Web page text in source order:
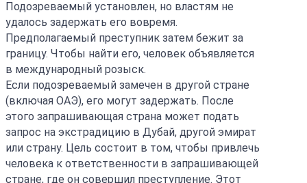
Подозреваемый установлен, но властям не
удалось задержать его вовремя.
Предполагаемый преступник затем бежит за
границу. Чтобы найти его, человек объявляется
в международный розыск.
Если подозреваемый замечен в другой стране
(включая ОАЭ), его могут задержать. После
этого запрашивающая страна может подать
запрос на экстрадицию в Дубай, другой эмират
или страну. Цель состоит в том, чтобы привлечь
человека к ответственности в запрашивающей
стране, где он совершил преступление. Этот